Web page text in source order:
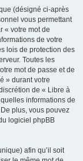
(désigné ci-après
vous permettant
« votre mot de
de votre
lois de protection des
Toutes les
mot de passe et de
» durant votre
de « Libre à
informations de
plus, vous pouvez
logiciel phpBB
afin qu’il soit